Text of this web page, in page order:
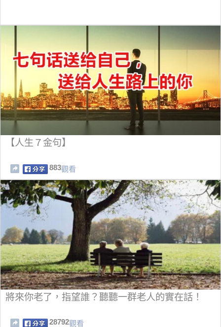
【人生７金句】
883觀看
將來你老了，指望誰？聽聽一群老人的實在話！
28792觀看